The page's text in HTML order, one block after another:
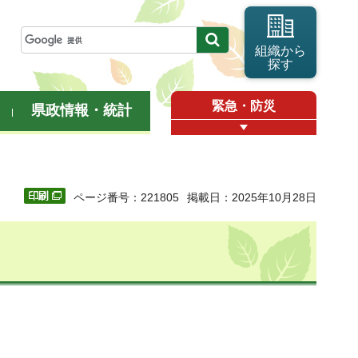
組織から
探す
県政情報・統計 緊急・防災
ページ番号：221805 掲載日：2025年10月28日